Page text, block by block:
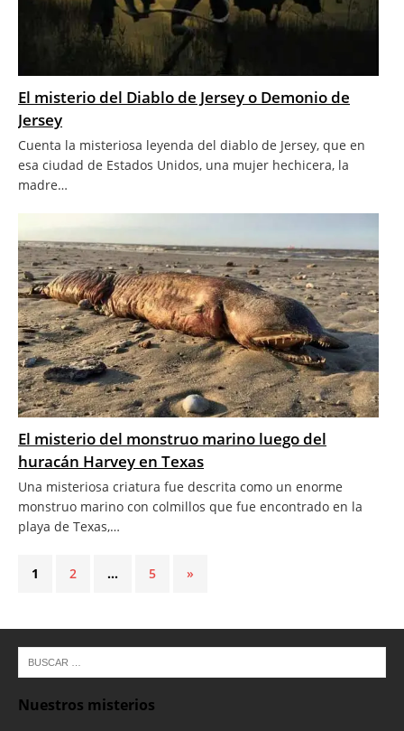
El misterio del Diablo de Jersey o Demonio de
Jersey
Cuenta la misteriosa leyenda del diablo de Jersey, que en
esa ciudad de Estados Unidos, una mujer hechicera, la
madre…
El misterio del monstruo marino luego del
huracán Harvey en Texas
Una misteriosa criatura fue descrita como un enorme
monstruo marino con colmillos que fue encontrado en la
playa de Texas,…
1 2 … 5 »
Nuestros misterios